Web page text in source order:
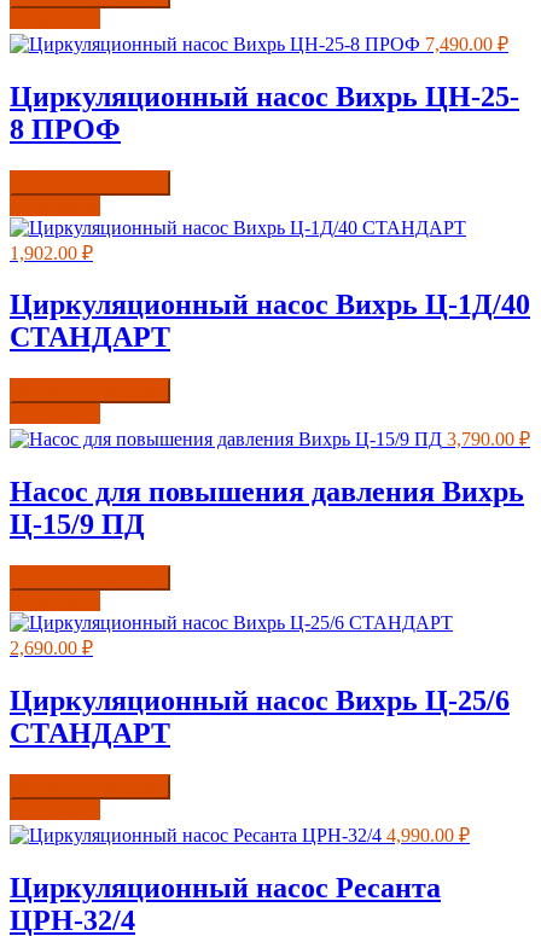
7,490.00 ₽
Циркуляционный насос Вихрь ЦН-25-
8 ПРОФ
1,902.00 ₽
Циркуляционный насос Вихрь Ц-1Д/40
СТАНДАРТ
3,790.00 ₽
Насос для повышения давления Вихрь
Ц-15/9 ПД
2,690.00 ₽
Циркуляционный насос Вихрь Ц-25/6
СТАНДАРТ
4,990.00 ₽
Циркуляционный насос Ресанта
ЦРН-32/4